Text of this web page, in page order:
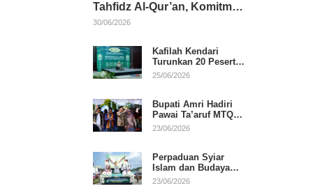
Tahfidz Al-Qur’an, Komitmen
Dukung Pendidikan
30/06/2026
Kafilah Kendari
Turunkan 20 Peserta
pada Hari Pertama
25/06/2026
Bupati Amri Hadiri
Pawai Ta’aruf MTQ
XXXI Sultra, Beri
23/06/2026
Perpaduan Syiar
Islam dan Budaya
Warnai Pawai Ta’aruf
23/06/2026